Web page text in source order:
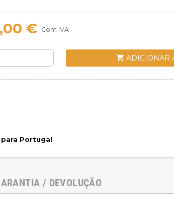
€ Com IVA
shopping_cart ADICIONAR
para Portugal
/ DEVOLUÇÃO